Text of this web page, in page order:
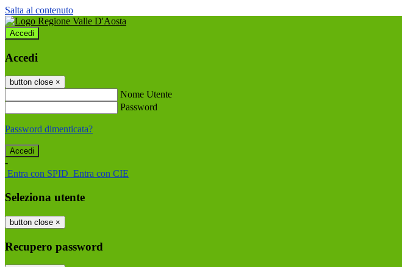
Salta al contenuto
Accedi
Accedi
button close ×
Nome Utente
Password
Password dimenticata?
-
Entra con SPID Entra con CIE
Seleziona utente
button close ×
Recupero password